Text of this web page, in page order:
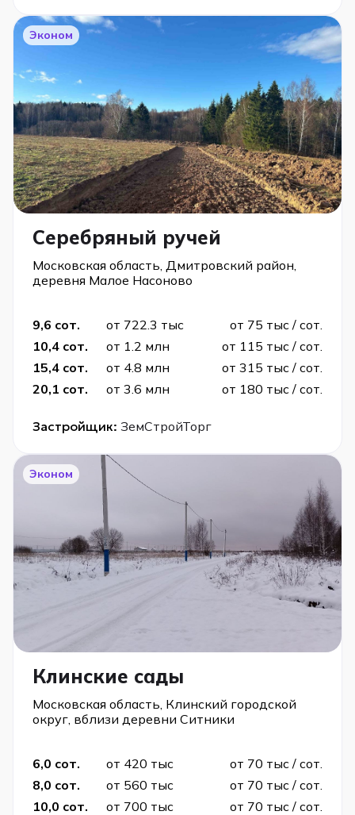
Эконом
Серебряный ручей
Московская область, Дмитровский район,
деревня Малое Насоново
9,6 сот. от 722.3 тыс
от 75 тыс / сот.
10,4 сот.
от 1.2 млн
от 115 тыс / сот.
15,4 сот.
от 4.8 млн
от 315 тыс / сот.
20,1 сот.
от 3.6 млн от 180 тыс / сот.
Застройщик: ЗемСтройТорг
Эконом
Клинские сады
Московская область, Клинский городской
округ, вблизи деревни Ситники
6,0 сот. от 420 тыс
от 70 тыс / сот.
8,0 сот.
от 560 тыс
от 70 тыс / сот.
10,0 сот.
от 700 тыс
от 70 тыс / сот.